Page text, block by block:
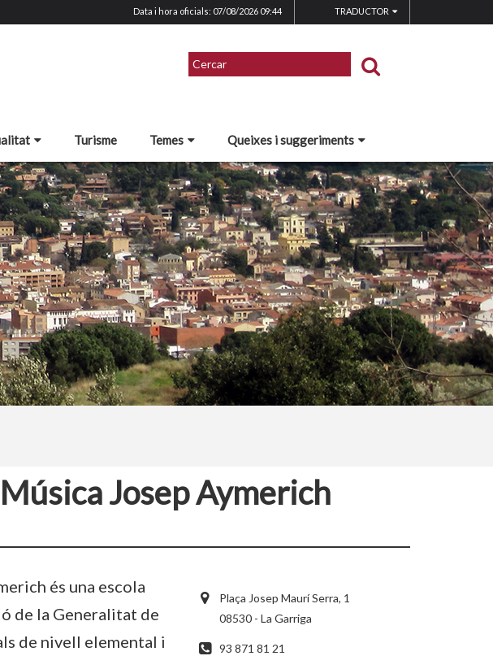
Data i hora oficials: 07/08/2026 09:44 TRADUCTOR
Turisme Temes Queixes i suggeriments
Josep Aymerich
és una escola
de la Generalitat de
de nivell elemental i
Plaça Josep Maurí Serra, 1
08530 - La Garriga
93 871 81 21